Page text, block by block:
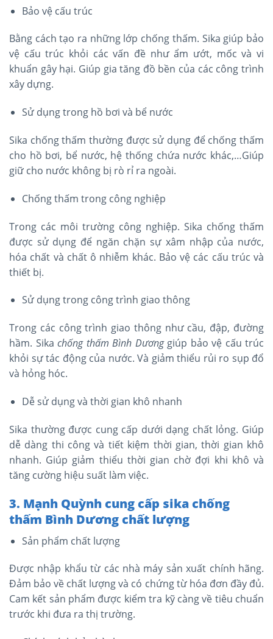
Bảo vệ cấu trúc
Bằng cách tạo ra những lớp chống thấm. Sika giúp bảo
vệ cấu trúc khỏi các vấn đề như ẩm ướt, mốc và vi
khuẩn gây hại. Giúp gia tăng đồ bền của các công trình
xây dựng.
Sử dụng trong hồ bơi và bể nước
Sika chống thấm thường được sử dụng để chống thấm
cho hồ bơi, bể nước, hệ thống chứa nước khác,…Giúp
giữ cho nước không bị rò rỉ ra ngoài.
Chống thấm trong công nghiệp
Trong các môi trường công nghiệp. Sika chống thấm
được sử dụng để ngăn chặn sự xâm nhập của nước,
hóa chất và chất ô nhiễm khác. Bảo vệ các cấu trúc và
thiết bị.
Sử dụng trong công trình giao thông
Trong các công trình giao thông như cầu, đập, đường
hầm. Sika chống thấm Bình Dươnggiúp bảo vệ cấu trúc
khỏi sự tác động của nước. Và giảm thiểu rủi ro sụp đổ
và hỏng hóc.
Dễ sử dụng và thời gian khô nhanh
Sika thường được cung cấp dưới dạng chất lỏng. Giúp
dễ dàng thi công và tiết kiệm thời gian, thời gian khô
nhanh. Giúp giảm thiểu thời gian chờ đợi khi khô và
tăng cường hiệu suất làm việc.
3. Mạnh Quỳnh cung cấp sika chống
thấm Bình Dương chất lượng
Sản phẩm chất lượng
Được nhập khẩu từ các nhà máy sản xuất chính hãng.
Đảm bảo về chất lượng và có chứng từ hóa đơn đầy đủ.
Cam kết sản phẩm được kiểm tra kỹ càng về tiêu chuẩn
trước khi đưa ra thị trường.